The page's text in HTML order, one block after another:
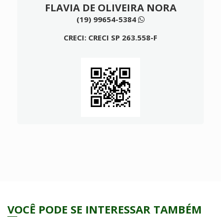
FLAVIA DE OLIVEIRA NORA
(19) 99654-5384
CRECI: CRECI SP 263.558-F
VOCÊ PODE SE INTERESSAR TAMBÉM